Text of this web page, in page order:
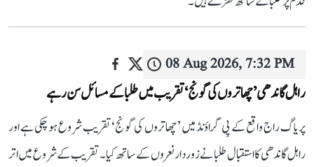
08 Aug 2026, 7:32 PM
راہل گاندھی ’چھاتروں کی گونج‘ تقریب میں طلبا کے مسائل سن رہے
پریاگ راج واقع کے پی گراؤنڈ میں ’چھاتروں کی گونج‘ تقریب شروع ہو چکی ہے اور
راہل گاندھی کا استقبال طلبا نے زوردار نعروں کے ساتھ کیا۔ تقریب کے شروع میں اتر